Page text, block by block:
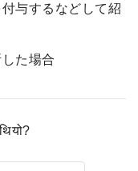
与するなどして紹
た場合